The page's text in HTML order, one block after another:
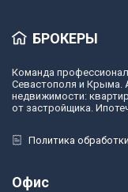
БРОКЕРЫ
Команда
Севастополя и Крыма.
недвижимости:
от застройщика.
Политика
Офис